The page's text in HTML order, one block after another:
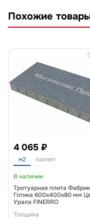
Похожие
4 065 ₽
м2 паллет
В наличии
Тротуарная плита
Готика 600х400х80 мм
Урала FINERRO
Толщина